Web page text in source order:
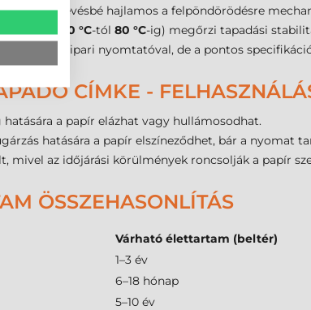
a címke kevésbé hajlamos a felpöndörödésre
(
-20 °C-tól 80 °C-ig) megőrzi tapadási
fogadó ipari nyomtatóval, de a pontos
CÍMKE -
a papír elázhat vagy hullámosodhat.
hatására a papír elszíneződhet, bár a nyomat
mivel az időjárási körülmények roncsolják a papír
ÖSSZEHASONLÍTÁS
Várható élettartam (beltér)
1–3 év
6–18 hónap
5–10 év